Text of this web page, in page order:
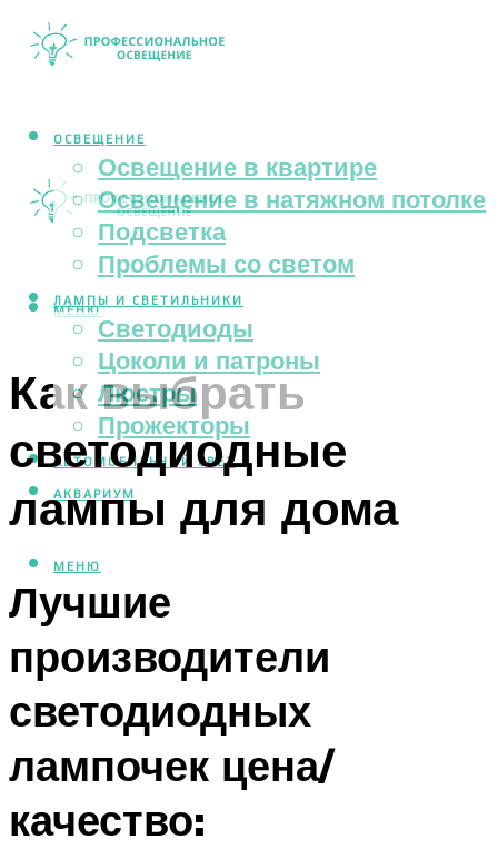
ОСВЕЩЕНИЕ
Освещение в квартире
Освещение в натяжном потолке
Подсветка
Проблемы со светом
ЛАМПЫ И СВЕТИЛЬНИКИ
Светодиоды
Цоколи и патроны
Люстры
Прожекторы
АВТОМОБИЛЬНЫЙ СВЕТ
АКВАРИУМ
МЕНЮ
МЕНЮ
Как выбрать
светодиодные
лампы для дома
Лучшие
производители
светодиодных
лампочек цена/
качество: